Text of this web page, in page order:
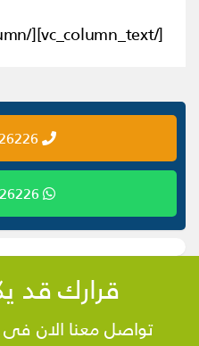
[/vc_column_text][/vc_column][/vc_row]
قرارك قد
تواصل معنا الان